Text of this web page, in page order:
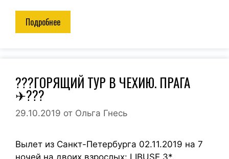
Подробнее
???ГОРЯЩИЙ ТУР В ЧЕХИЮ. ПРАГА
✈???
29.10.2019 от Ольга Гнесь
Вылет из Санкт-Петербурга 02.11.2019 на 7
ночей на двоих взрослых: LIBUSE 3*,